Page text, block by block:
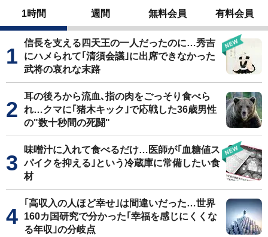
1時間 週間 無料会員 有料会員
信長を支える四天王の一人だったのに…秀吉
にハメられて｢清須会議｣に出席できなかった
武将の哀れな末路
耳の後ろから流血､指の肉をごっそり食べら
れ…クマに｢猪木キック｣で応戦した36歳男性
の"数十秒間の死闘"
味噌汁に入れて食べるだけ…医師が｢血糖値ス
パイクを抑える｣という冷蔵庫に常備したい食
材
｢高収入の人ほど幸せ｣は間違いだった…世界
160カ国研究で分かった｢幸福を感じにくくな
る年収｣の分岐点